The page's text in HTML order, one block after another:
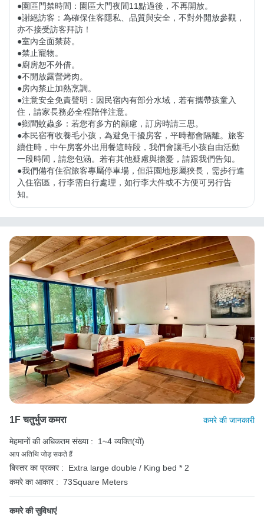
●園區門禁時間：園區大門夜間11點過後，不再開放。
●謝絕訪客：為確保住客隱私、品質與安全，不對外開放參觀，
亦不接受訪客拜訪！
●室內全面禁菸。
●禁止寵物。
●廚房恕不外借。
●不開放露營烤肉。
●房內禁止加熱烹調。
●注意安全免責聲明：因民宿內有部分水域，若有攜帶孩童入
住，請家長務必全程陪伴注意。
●鄉間蚊蟲多：若您有多方的顧慮，訂房時請三思。
●本民宿有收養毛小孩，為避免干擾房客，平時都會隔離。旅客
續住時，中午房客外出用餐這時段，我們會讓毛小孩自由活動
一段時間，請您包涵。若有其他疑慮與擔憂，請跟我們告知。
●我們備有住宿旅客專屬停車場，但莊園地形屬狹長，需步行進
入住宿區，行李需自行處理，如行李大件或不方便可另行告
知。
1F चतुर्भुज कमरा कमरे की जानकारी
मेहमानों की अधिकतम संख्या : 1~4 व्यक्ति(यों)
आप अतिथि जोड़ सकते हैं
बिस्तर का प्रकार :
Extra large double / King bed * 2
कमरे का आकार : 73Square Meters
कमरे की सुविधाएं